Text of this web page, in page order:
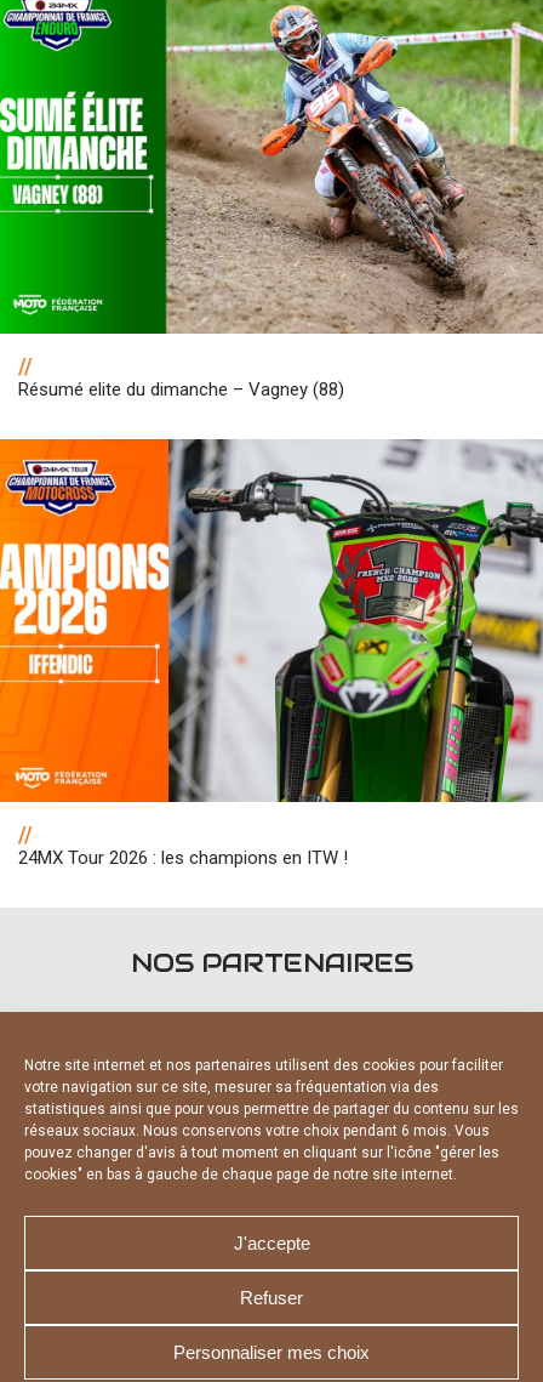
Notre site internet et nos partenaires utilisent des cookies pour faciliter
votre navigation sur ce site, mesurer sa fréquentation via des
statistiques ainsi que pour vous permettre de partager du contenu sur les
réseaux sociaux. Nous conservons votre choix pendant 6 mois. Vous
pouvez changer d'avis à tout moment en cliquant sur l'icône "gérer les
cookies" en bas à gauche de chaque page de notre site internet.
J'accepte
Refuser
Personnaliser mes choix
//
Résumé elite du dimanche – Vagney (88)
//
24MX Tour 2026 : les champions en ITW !
NOS PARTENAIRES
PARTENAIRES OFFICIELS
NOUS CONTACTER
MENTIONS LÉGALES
CHARTE DE CONFIDENTIALITÉ
DÉCLARATION DE CONFIDENTIALITÉ